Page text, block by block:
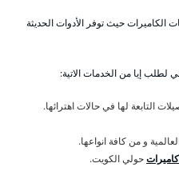
حيث توفر الأدوات الحديثة
لطلب إيا من الخدمات الاتية:
التابعة لها في حالات اهترائها.
و من كافة انواعها.
حولي الكويت.